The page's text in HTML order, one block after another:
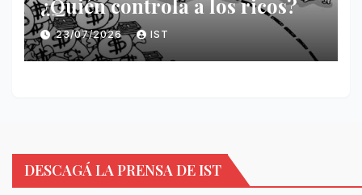
¿Quién controla a los ricos?
23/07/2026 IST
DESCAGÁ LA PRENSA DE IST